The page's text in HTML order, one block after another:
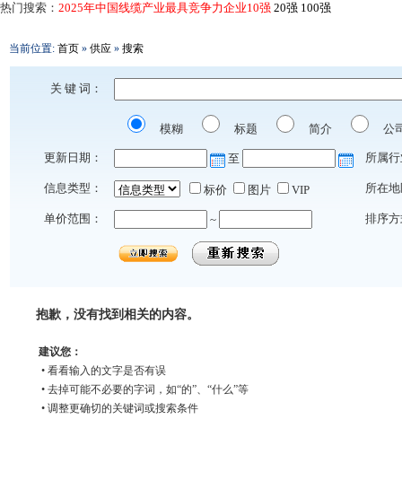
热门搜索： 2025年中国线缆产业最具竞争力企业10强 20强 100强
当前位置: 首页 » 供应 » 搜索
关 键 词：
模糊 标题 简介 公
更新日期： 至 所属
信息类型： 标价 图片 VIP 所在
单价范围： ~ 排序
抱歉，没有找到相关的内容。
建议您：
• 看看输入的文字是否有误
• 去掉可能不必要的字词，如“的”、“什么”等
• 调整更确切的关键词或搜索条件